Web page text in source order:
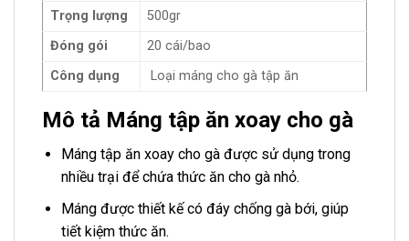
Trọng lượng
500gr
Đóng gói
20 cái/bao
Công dụng
Loại máng cho gà tập ăn
Mô tả Máng tập ăn xoay cho gà
Máng tập ăn xoay cho gà được sử dụng trong
nhiều trại để chứa thức ăn cho gà nhỏ.
Máng được thiết kế có đáy chống gà bới, giúp
tiết kiệm thức ăn.